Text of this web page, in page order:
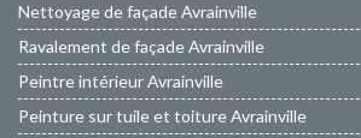
Nettoyage de façade Avrainville
Ravalement de façade Avrainville
Peintre intérieur Avrainville
Peinture sur tuile et toiture Avrainville